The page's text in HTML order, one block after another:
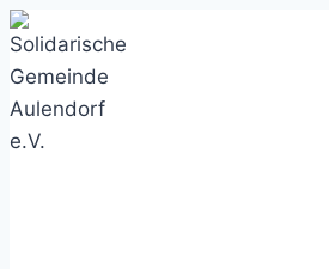
Zum
Inhalt
springen